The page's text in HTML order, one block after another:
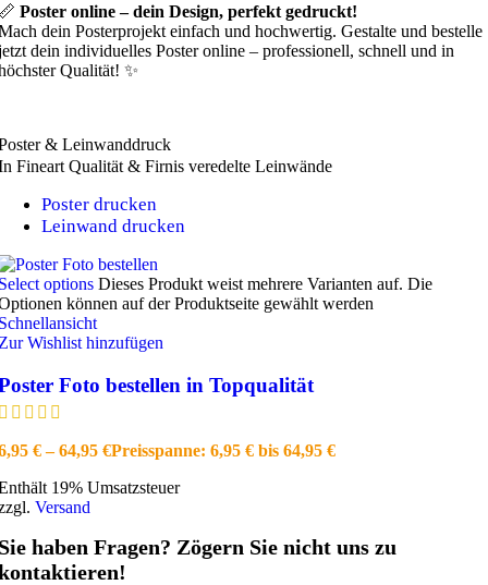
Poster online – dein Design, perfekt gedruckt!
dein Posterprojekt einfach und hochwertig. Gestalte und bestelle
dein individuelles Poster online – professionell, schnell und in
Qualität! ✨
& Leinwanddruck
Fineart Qualität & Firnis veredelte Leinwände
Poster drucken
Leinwand drucken
options Dieses Produkt weist mehrere Varianten auf. Die
können auf der Produktseite gewählt werden
Wishlist hinzufügen
Foto bestellen in Topqualität
€ –64,95 €Preisspanne: 6,95 € bis 64,95 €
19% Umsatzsteuer
Versand
haben Fragen? Zögern Sie nicht uns zu